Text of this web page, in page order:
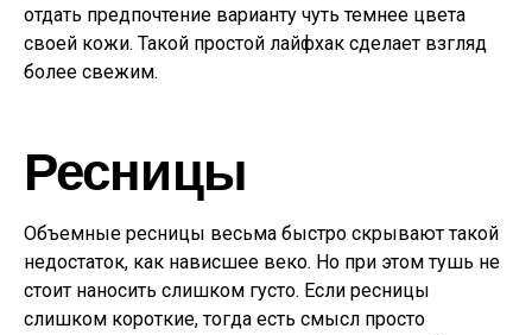
отдать предпочтение варианту чуть темнее цвета
своей кожи. Такой простой лайфхак сделает взгляд
более свежим.
Ресницы
Объемные ресницы весьма быстро скрывают такой
недостаток, как нависшее веко. Но при этом тушь не
стоит наносить слишком густо. Если ресницы
слишком короткие, тогда есть смысл просто